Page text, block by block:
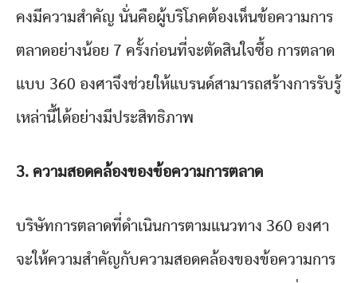
คงมีความสำคัญ นั่นคือผู้บริโภคต้องเห็นข้อความการ
ตลาดอย่างน้อย 7 ครั้งก่อนที่จะตัดสินใจซื้อ การตลาด
แบบ 360 องศาจึงช่วยให้แบรนด์สามารถสร้างการรับรู้
เหล่านี้ได้อย่างมีประสิทธิภาพ
3. ความสอดคล้องของข้อความการตลาด
บริษัทการตลาดที่ดำเนินการตามแนวทาง 360 องศา
จะให้ความสำคัญกับความสอดคล้องของข้อความการ